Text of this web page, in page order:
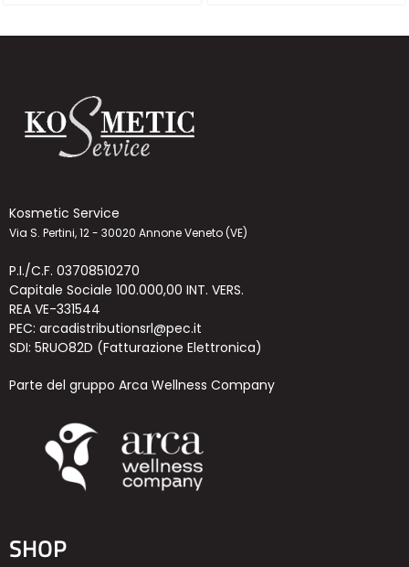
Kosmetic Service
Via S. Pertini, 12 - 30020 Annone Veneto (VE)
P.I./C.F. 03708510270
Capitale Sociale 100.000,00 INT. VERS.
REA VE-331544
PEC: arcadistributionsrl@pec.it
SDI: 5RUO82D (Fatturazione Elettronica)
Parte del gruppo Arca Wellness Company
SHOP